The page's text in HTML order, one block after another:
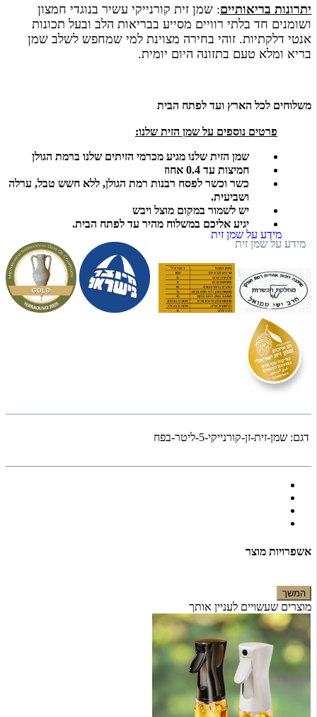
יתרונות בריאותיים: שמן זית קורנייקי עשיר בנוגדי חמצון
ושומנים חד בלתי רוויים מסייע בבריאות הלב ובעל תכונות
אנטי דלקתיות. זוהי בחירה מצוינת למי שמחפש לשלב שמן
בריא ומלא טעם בתזונה היום יומית.
משלוחים לכל הארץ ועד לפתח הבית
פרטים נוספים על שמן הזית שלנו:
שמן הזית שלנו מגיע מכרמי הזיתים שלנו ברמת הגולן
חמיצות עד 0.4 אחוז
כשר וכשר לפסח רבנות רמת הגולן, ללא חשש טבל, ערלה
ושביעית.
יש לשמור במקום מוצל ויבש
יגיע אליכם במשלוח מהיר עד לפתח הבית.
דגם: שמן-זית-זן-קורנייקי-5-ליטר-בפח
אשפרויות מוצר
המשך
מוצרים שעשויים לעניין אותך